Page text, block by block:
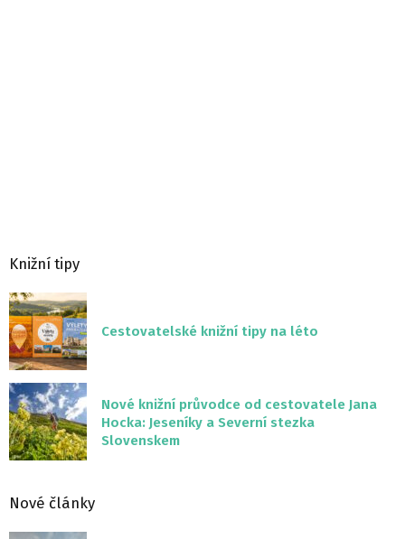
Knižní tipy
Cestovatelské knižní tipy na léto
Nové knižní průvodce od cestovatele Jana
Hocka: Jeseníky a Severní stezka
Slovenskem
Nové články